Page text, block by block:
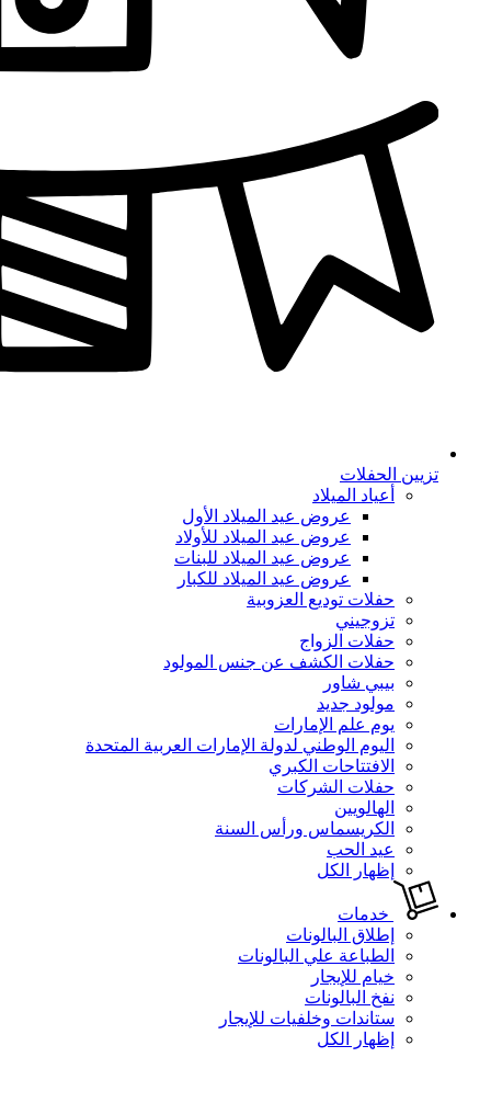
تزيين الحفلات
أعياد الميلاد
عروض عيد الميلاد الأول
عروض عيد الميلاد للأولاد
عروض عيد الميلاد للبنات
عروض عيد الميلاد للكبار
حفلات توديع العزوبية
تزوجيني
حفلات الزواج
حفلات الكشف عن جنس المولود
بيبي شاور
مولود جديد
يوم علم الإمارات
اليوم الوطني لدولة الإمارات العربية المتحدة
الافتتاحات الكبري
حفلات الشركات
الهالويين
الكريسماس ورأس السنة
عيد الحب
إظهار الكل
خدمات
إطلاق البالونات
الطباعة علي البالونات
خيام للإيجار
نفخ البالونات
ستاندات وخلفيات للإيجار
إظهار الكل